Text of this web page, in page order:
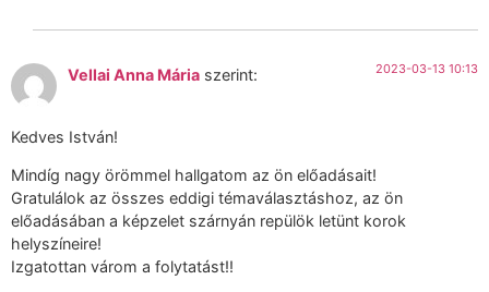
Vellai Anna Mária szerint: 2023-03-13 10:13
Kedves István!
Mindíg nagy örömmel hallgatom az ön előadásait!
Gratulálok az összes eddigi témaválasztáshoz, az ön
előadásában a képzelet szárnyán repülök letünt korok
helyszíneire!
Izgatottan várom a folytatást!!